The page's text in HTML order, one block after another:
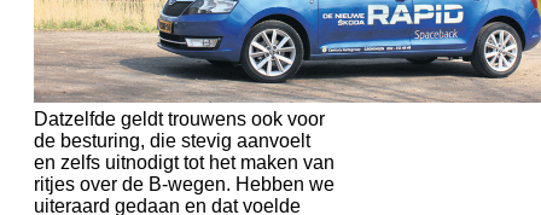
Datzelfde geldt trouwens ook voor
de besturing, die stevig aanvoelt
en zelfs uitnodigt tot het maken van
ritjes over de B-wegen. Hebben we
uiteraard gedaan en dat voelde